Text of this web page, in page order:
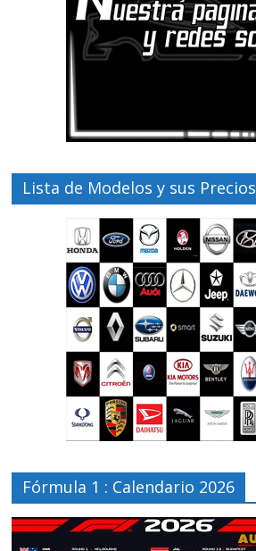
Lista de Modelos y sus Precios
Fórmula 1 : Calendario 2026